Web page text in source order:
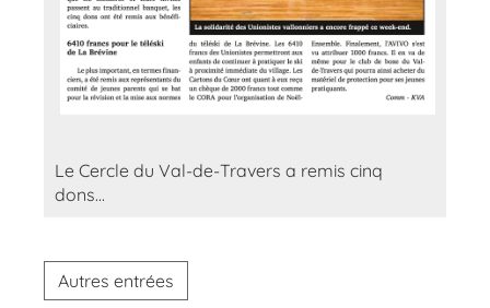
Le Cercle du Val-de-Travers a remis cinq
dons...
Autres entrées